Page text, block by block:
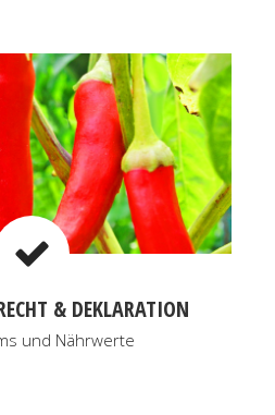
& DEKLARATION
und Nährwerte